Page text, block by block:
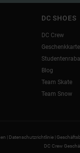
DC SHOES
DC Crew
Geschenkkarte
Blog
Team Skate
Team Snow
| Datenschutzrichtlinie |
DC Crew